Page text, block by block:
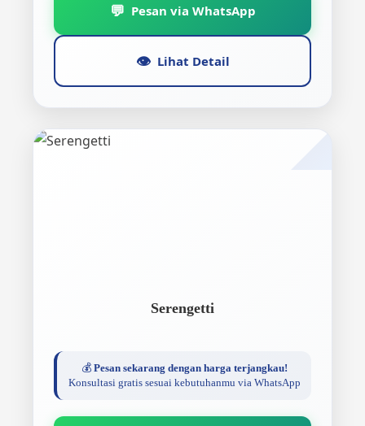
💬 Pesan via WhatsApp
👁️ Lihat Detail
Serengetti
💰 Pesan sekarang dengan harga terjangkau!
Konsultasi gratis sesuai kebutuhanmu via WhatsApp